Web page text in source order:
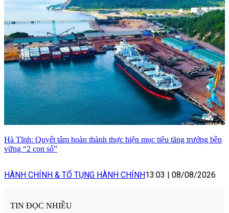
Hà Tĩnh: Quyết tâm hoàn thành thực hiện mục tiêu tăng trưởng bền
vững “2 con số”
HÀNH CHÍNH & TỐ TỤNG HÀNH CHÍNH13:03 | 08/08/2026
TIN ĐỌC NHIỀU